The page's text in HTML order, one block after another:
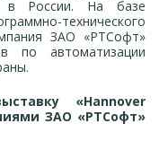
в России. На базе
технического
ЗАО «РТСофт»
по автоматизации
«Hannover
ЗАО «РТСофт»